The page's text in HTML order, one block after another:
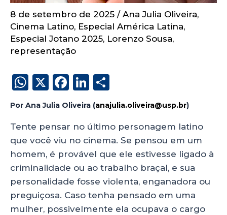
8 de setembro de 2025 / Ana Julia Oliveira,
Cinema Latino, Especial América Latina,
Especial Jotano 2025, Lorenzo Sousa,
representação
W
h
ts
A
p
p
X
F
a
e
b
o
o
k
Li
n
k
e
dI
n
h
a
re
Por Ana Julia Oliveira (anajulia.oliveira@usp.br)
Tente pensar no último personagem latino
que você viu no cinema. Se pensou em um
homem, é provável que ele estivesse ligado à
criminalidade ou ao trabalho braçal, e sua
personalidade fosse violenta, enganadora ou
preguiçosa. Caso tenha pensado em uma
mulher, possivelmente ela ocupava o cargo